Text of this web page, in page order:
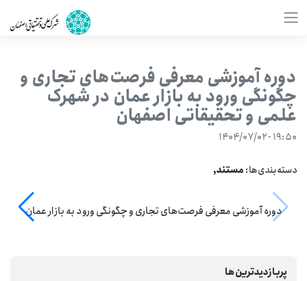
دوره آموزشی معرفی فرصت‌های تجاری و
چگونگی ورود به بازار عمان در شهرک
علمی و تحقیقاتی اصفهان
۱۹:۵۰ - ۱۴۰۴/۰۷/۰۲
دسته‌بندی‌ها:مستند,
دوره آموزشی معرفی فرصت‌های تجاری و چگونگی ورود به بازار عمان
پربازدیدترین‌ها